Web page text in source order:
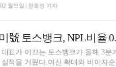
월요일 | 장호성 기자
표가 이끄는 토스뱅크가 올해 3분
실적을 거뒀다.여신 확대와 비이자